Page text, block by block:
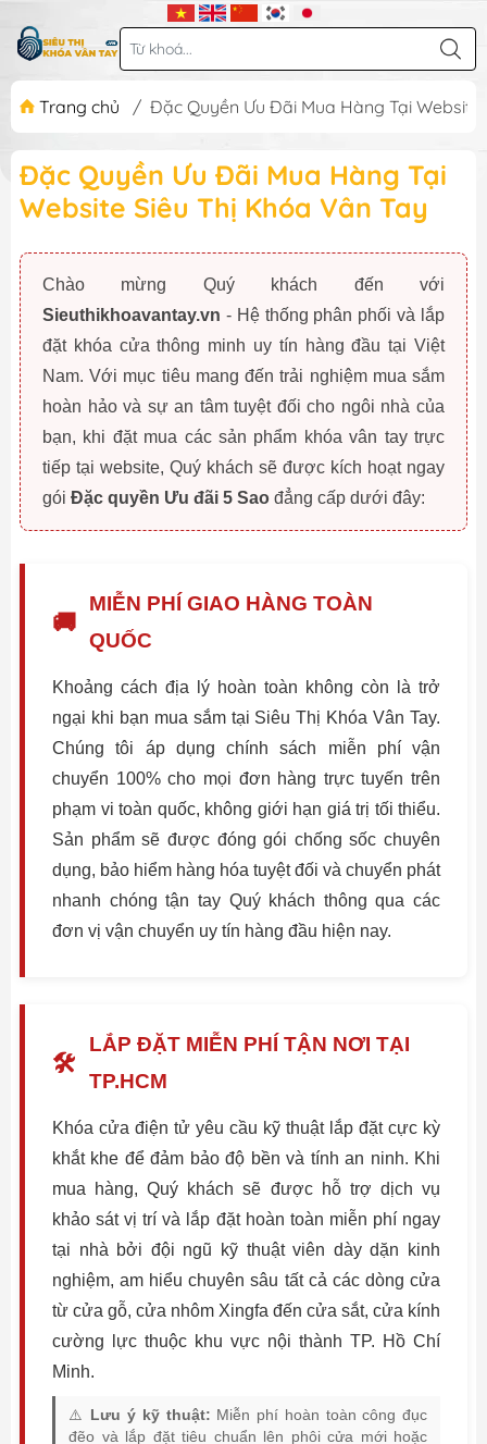
Trang chủ / Đặc Quyền Ưu Đãi Mua Hàng Tại Website
Đặc Quyền Ưu Đãi Mua Hàng Tại
Website Siêu Thị Khóa Vân Tay
Chào mừng Quý khách đến với
Sieuthikhoavantay.vn - Hệ thống phân phối và lắp
đặt khóa cửa thông minh uy tín hàng đầu tại Việt
Nam. Với mục tiêu mang đến trải nghiệm mua sắm
hoàn hảo và sự an tâm tuyệt đối cho ngôi nhà của
bạn, khi đặt mua các sản phẩm khóa vân tay trực
tiếp tại website, Quý khách sẽ được kích hoạt ngay
gói Đặc quyền Ưu đãi 5 Sao đẳng cấp dưới đây:
🚚
MIỄN PHÍ GIAO HÀNG TOÀN
QUỐC
Khoảng cách địa lý hoàn toàn không còn là trở
ngại khi bạn mua sắm tại Siêu Thị Khóa Vân Tay.
Chúng tôi áp dụng chính sách miễn phí vận
chuyển 100% cho mọi đơn hàng trực tuyến trên
phạm vi toàn quốc, không giới hạn giá trị tối thiểu.
Sản phẩm sẽ được đóng gói chống sốc chuyên
dụng, bảo hiểm hàng hóa tuyệt đối và chuyển phát
nhanh chóng tận tay Quý khách thông qua các
đơn vị vận chuyển uy tín hàng đầu hiện nay.
🛠️
LẮP ĐẶT MIỄN PHÍ TẬN NƠI TẠI
TP.HCM
Khóa cửa điện tử yêu cầu kỹ thuật lắp đặt cực kỳ
khắt khe để đảm bảo độ bền và tính an ninh. Khi
mua hàng, Quý khách sẽ được hỗ trợ dịch vụ
khảo sát vị trí và lắp đặt hoàn toàn miễn phí ngay
tại nhà bởi đội ngũ kỹ thuật viên dày dặn kinh
nghiệm, am hiểu chuyên sâu tất cả các dòng cửa
từ cửa gỗ, cửa nhôm Xingfa đến cửa sắt, cửa kính
cường lực thuộc khu vực nội thành TP. Hồ Chí
Minh.
⚠️ Lưu ý kỹ thuật: Miễn phí hoàn toàn công đục
đẽo và lắp đặt tiêu chuẩn lên phôi cửa mới hoặc